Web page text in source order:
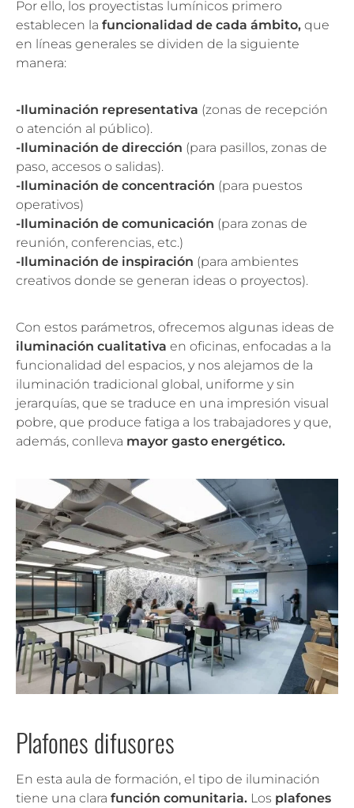
Por ello, los proyectistas lumínicos primero
establecen la funcionalidad de cada ámbito, que
en líneas generales se dividen de la siguiente
manera:
-Iluminación representativa (zonas de recepción
o atención al público).
-Iluminación de dirección (para pasillos, zonas de
paso, accesos o salidas).
-Iluminación de concentración (para puestos
operativos)
-Iluminación de comunicación (para zonas de
reunión, conferencias, etc.)
-Iluminación de inspiración (para ambientes
creativos donde se generan ideas o proyectos).
Con estos parámetros, ofrecemos algunas ideas de
iluminación cualitativa en oficinas, enfocadas a la
funcionalidad del espacios, y nos alejamos de la
iluminación tradicional global, uniforme y sin
jerarquías, que se traduce en una impresión visual
pobre, que produce fatiga a los trabajadores y que,
además, conlleva mayor gasto energético.
Plafones difusores
En esta aula de formación, el tipo de iluminación
tiene una clara función comunitaria. Los plafones